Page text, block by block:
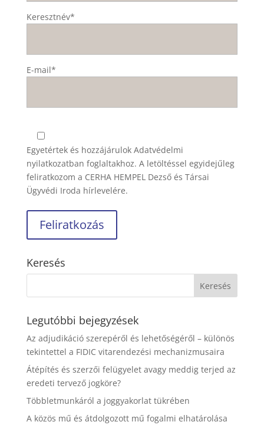
Keresztnév*
E-mail*
Egyetértek és hozzájárulok Adatvédelmi
nyilatkozatban foglaltakhoz. A letöltéssel egyidejűleg
feliratkozom a CERHA HEMPEL Dezső és Társai
Ügyvédi Iroda hírlevelére.
Keresés
Legutóbbi bejegyzések
Az adjudikáció szerepéről és lehetőségéről – különös
tekintettel a FIDIC vitarendezési mechanizmusaira
Átépítés és szerzői felügyelet avagy meddig terjed az
eredeti tervező jogköre?
Többletmunkáról a joggyakorlat tükrében
A közös mű és átdolgozott mű fogalmi elhatárolása